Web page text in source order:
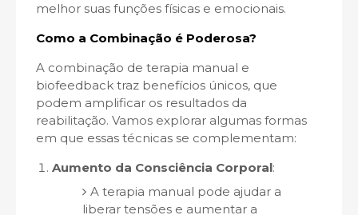
melhor suas funções físicas e emocionais.
Como a Combinação é Poderosa?
A combinação de terapia manual e
biofeedback traz benefícios únicos, que
podem amplificar os resultados da
reabilitação. Vamos explorar algumas formas
em que essas técnicas se complementam:
Aumento da Consciência Corporal:
A terapia manual pode ajudar a
liberar tensões e aumentar a